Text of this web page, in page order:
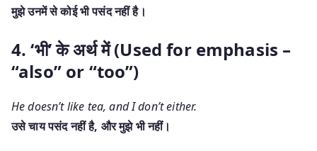
मुझे उनमें से कोई भी पसंद नहीं है।
4. ‘भी’ के अर्थ में (Used for emphasis –
“also” or “too”)
He doesn’t like tea, and I don’t either.
उसे चाय पसंद नहीं है, और मुझे भी नहीं।